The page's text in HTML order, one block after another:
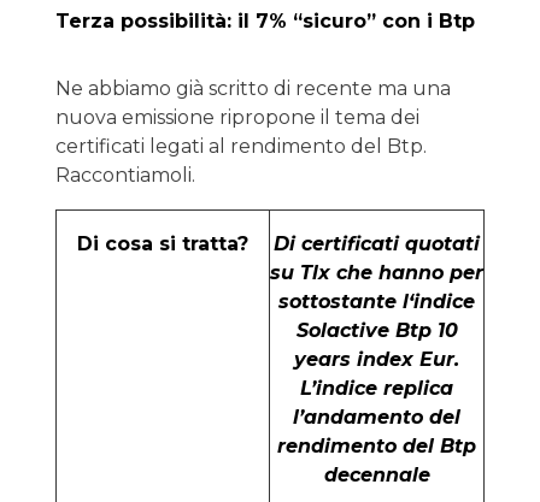
Terza possibilità: il 7% “sicuro” con i Btp
Ne abbiamo già scritto di recente ma una
nuova emissione ripropone il tema dei
certificati legati al rendimento del Btp.
Raccontiamoli.
Di cosa si tratta?
Di certificati quotati
su Tlx che hanno per
sottostante l‘indice
Solactive Btp 10
years index Eur.
L’indice replica
l’andamento del
rendimento del Btp
decennale